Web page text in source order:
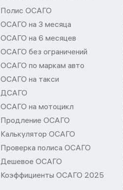
Полис ОСАГО
ОСАГО на 3 месяца
ОСАГО на 6 месяцев
ОСАГО без ограничений
ОСАГО по маркам авто
ОСАГО на такси
ДСАГО
ОСАГО на мотоцикл
Продление ОСАГО
Калькулятор ОСАГО
Проверка полиса ОСАГО
Дешевое ОСАГО
Коэффициенты ОСАГО 2025